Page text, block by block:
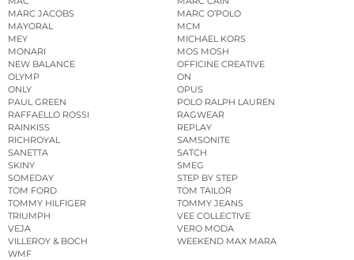
MARC JACOBS
MARC O’POLO
MAYORAL
MCM
MEY
MICHAEL KORS
MONARI
MOS MOSH
NEW BALANCE
OFFICINE CREATIVE
OLYMP
ON
ONLY
OPUS
PAUL GREEN
POLO RALPH LAUREN
RAFFAELLO ROSSI
RAGWEAR
RAINKISS
REPLAY
RICHROYAL
SAMSONITE
SANETTA
SATCH
SKINY
SMEG
SOMEDAY
STEP BY STEP
TOM FORD
TOM TAILOR
TOMMY HILFIGER
TOMMY JEANS
TRIUMPH
VEE COLLECTIVE
VEJA
VERO MODA
VILLEROY & BOCH
WEEKEND MAX MARA
WMF